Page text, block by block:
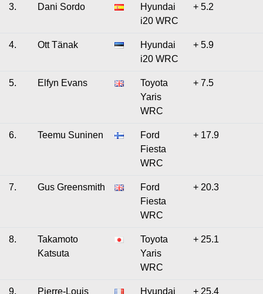
3. Dani Sordo
Hyundai
i20 WRC
+ 5.2
4. Ott Tänak
Hyundai
i20 WRC
+ 5.9
5. Elfyn Evans
Toyota
Yaris
WRC
+ 7.5
6. Teemu Suninen
Ford
Fiesta
WRC
+ 17.9
7. Gus Greensmith
Ford
Fiesta
WRC
+ 20.3
8.
Takamoto
Katsuta
Toyota
Yaris
WRC
+ 25.1
9.
Pierre-Louis
Hyundai
+ 25.4